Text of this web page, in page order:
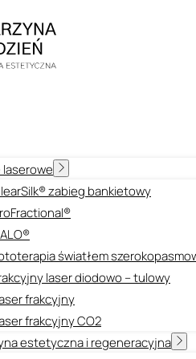
laserowe
zabieg bankietowy
światłem
laser diodowo – tulowy
frakcyjny
frakcyjny CO2
estetyczna i regeneracyjna